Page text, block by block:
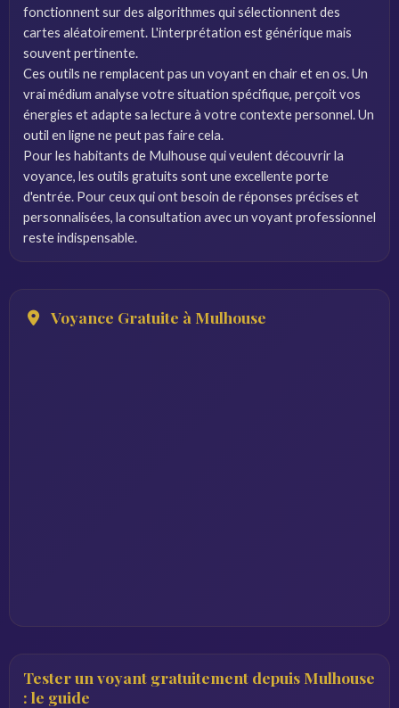
fonctionnent sur des algorithmes qui sélectionnent des
cartes aléatoirement. L'interprétation est générique mais
souvent pertinente.
Ces outils ne remplacent pas un voyant en chair et en os. Un
vrai médium analyse votre situation spécifique, perçoit vos
énergies et adapte sa lecture à votre contexte personnel. Un
outil en ligne ne peut pas faire cela.
Pour les habitants de Mulhouse qui veulent découvrir la
voyance, les outils gratuits sont une excellente porte
d'entrée. Pour ceux qui ont besoin de réponses précises et
personnalisées, la consultation avec un voyant professionnel
reste indispensable.
Voyance Gratuite à Mulhouse
Tester un voyant gratuitement depuis Mulhouse
: le guide